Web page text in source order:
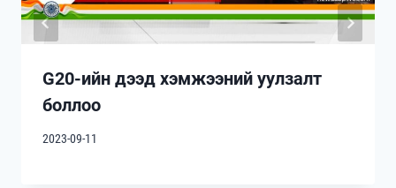
G20-ийн дээд хэмжээний уулзалт
боллоо
2023-09-11